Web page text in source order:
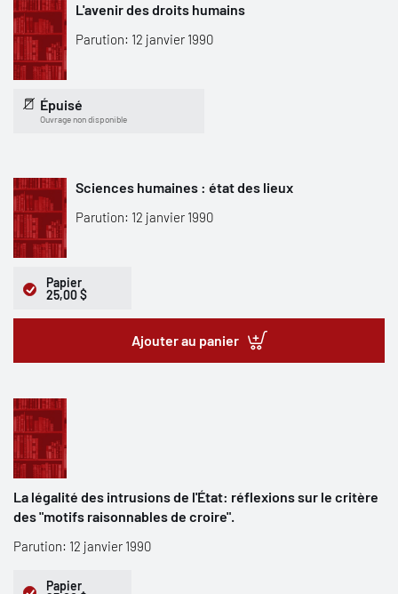
L'avenir des droits humains
Parution: 12 janvier 1990
Épuisé
Ouvrage non disponible
Sciences humaines : état des lieux
Parution: 12 janvier 1990
Papier
25,00 $
Ajouter au panier
La légalité des intrusions de l'État: réflexions sur le critère
des "motifs raisonnables de croire".
Parution: 12 janvier 1990
Papier